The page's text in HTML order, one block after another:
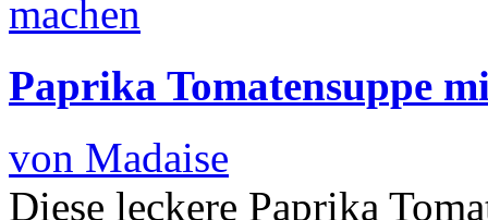
Paprika Tomatensuppe
von Madaise
Diese leckere Paprika